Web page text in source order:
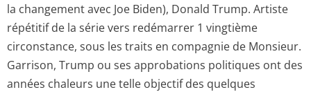
la changement avec Joe Biden), Donald Trump. Artiste
répétitif de la série vers redémarrer 1 vingtième
circonstance, sous les traits en compagnie de Monsieur.
Garrison, Trump ou ses approbations politiques ont des
années chaleurs une telle objectif des quelques